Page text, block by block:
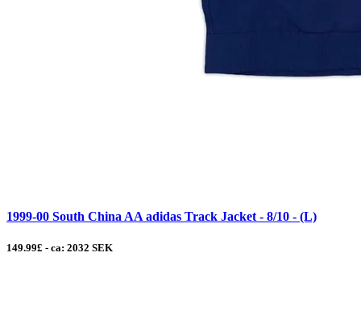
1999-00 South China AA adidas Track Jacket - 8/10 - (L)
149.99£ - ca: 2032 SEK